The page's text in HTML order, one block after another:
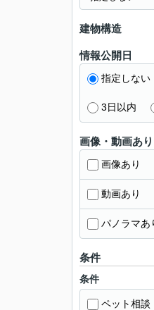
建物構造
情報公開日
指定しない
3日以内
画像・動画あり
画像あり
動画あり
パノラマあ
条件
条件
ペット相談